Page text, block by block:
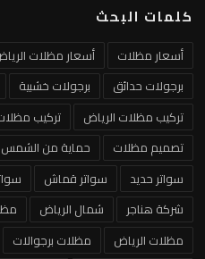
كلمات البحث
أسعار مظلات أسعار مظلات
برجولات حدائق
برجولات خشبية
تركيب مظلات الرياض
تركيب
تصميم مظلات
حماية من الشمس
سواتر حديد
سواتر قماش
شركة هناجر
شمال الرياض
مظلات الرياض
مظلات برجوالات